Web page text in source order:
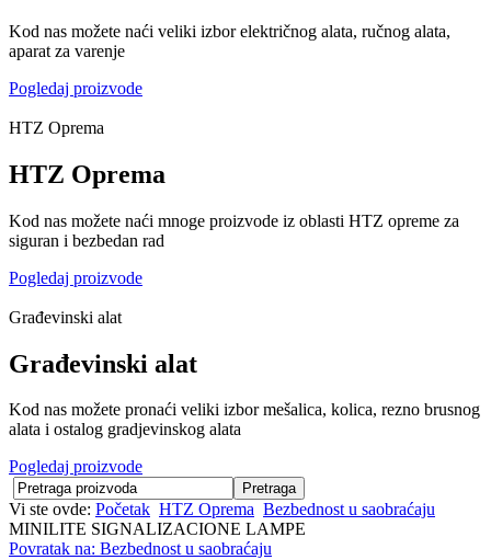
Kod nas možete naći veliki izbor električnog alata, ručnog alata,
aparat za varenje
Pogledaj proizvode
HTZ Oprema
HTZ Oprema
Kod nas možete naći mnoge proizvode iz oblasti HTZ opreme za
siguran i bezbedan rad
Pogledaj proizvode
Građevinski alat
Građevinski alat
Kod nas možete pronaći veliki izbor mešalica, kolica, rezno brusnog
alata i ostalog gradjevinskog alata
Pogledaj proizvode
Vi ste ovde: Početak HTZ Oprema Bezbednost u saobraćaju
MINILITE SIGNALIZACIONE LAMPE
Povratak na: Bezbednost u saobraćaju